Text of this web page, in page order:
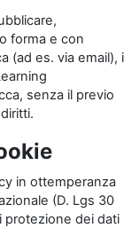
forma e con
(ad es. via email), i
senza il previo
in ottemperanza
(D. Lgs 30
protezione dei dati